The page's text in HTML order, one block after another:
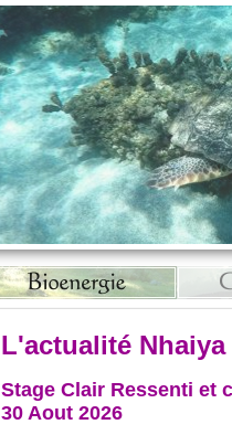
L'actualité Nhaiya
Stage Clair Ressenti et
30 Aout 2026